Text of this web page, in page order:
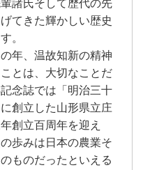
諸氏そして歴代の先
てきた輝かしい歴史
。
年、温故知新の精神
とは、大切なことだ
念誌では「明治三十
創立した山形県立庄
創立百周年を迎え
歩みは日本の農業そ
ものだったといえる